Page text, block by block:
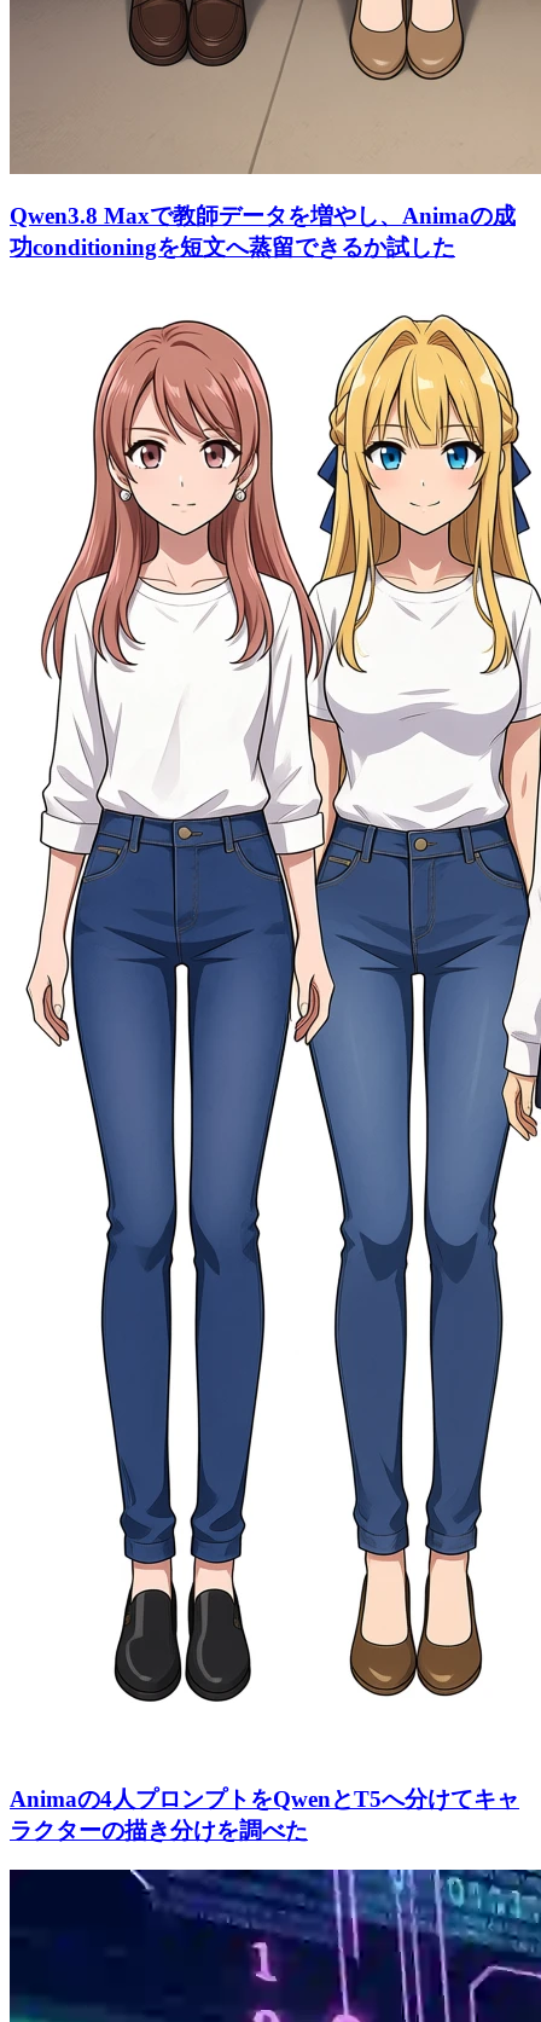
Qwen3.8 Maxで教師データを増やし、Animaの成
功conditioningを短文へ蒸留できるか試した
Animaの4人プロンプトをQwenとT5へ分けてキャ
ラクターの描き分けを調べた